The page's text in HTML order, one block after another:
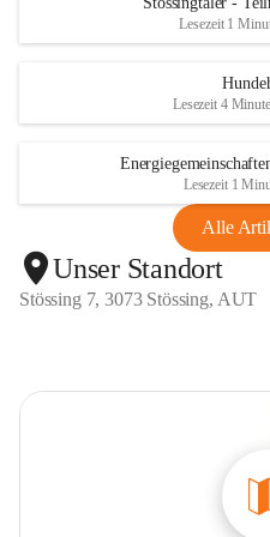
Lesezeit 1
Lesezeit 4
Lesezeit 1
Alle
Unser Standort
Stössing 7, 3073 Stössing, AUT